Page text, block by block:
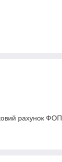
рахунок ФОП